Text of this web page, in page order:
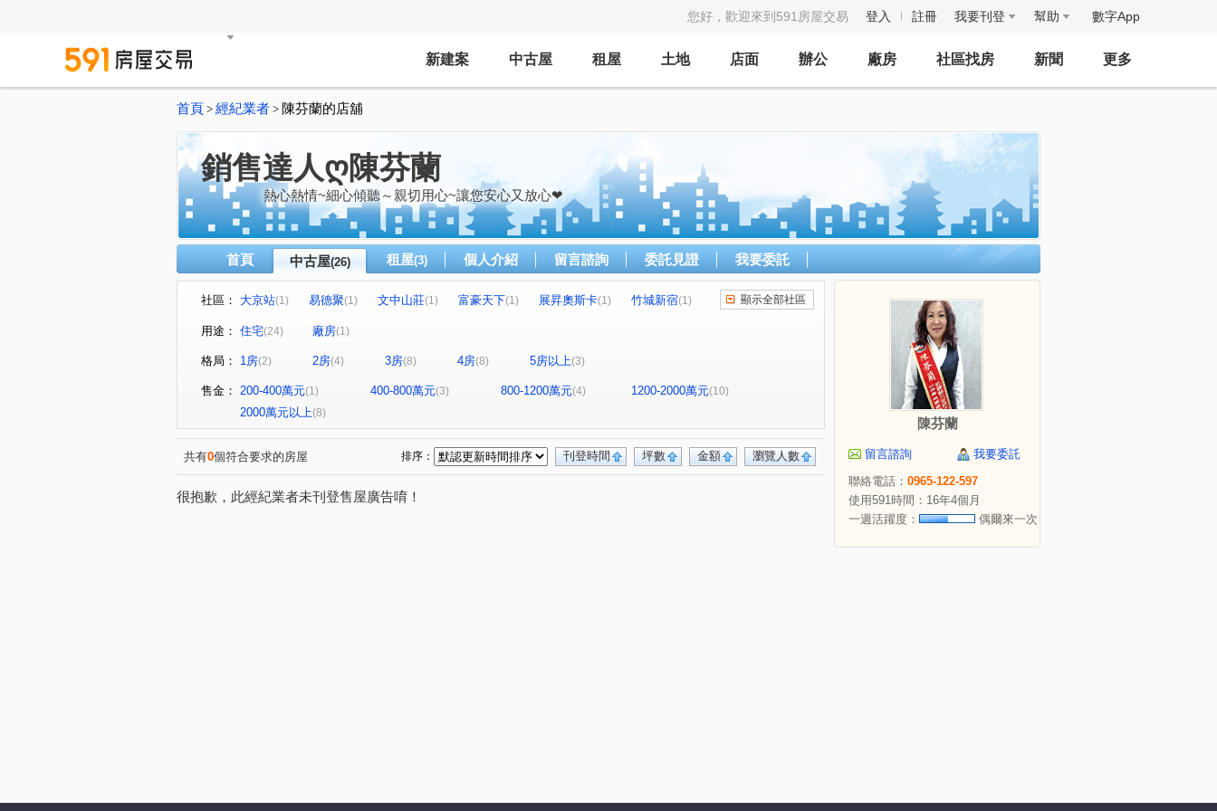
您好，歡迎來到591房屋交易 登入 註冊 我要刊登 幫助 數字App
新建案 中古屋 租屋 土地 店面 辦公 廠房 社區找房 新聞 更多
首頁 > 經紀業者 > 陳芬蘭的店舖
銷售達人ღ陳芬蘭
熱心熱情~細心傾聽～親切用心~讓您安心又放心❤
首頁 中古屋(26) 租屋(3) 個人介紹 留言諮詢 委託見證 我要委託
社區： 大京站(1) 易德聚(1) 文中山莊(1) 富豪天下(1) 展昇奧斯卡(1) 竹城新宿(1)
巴黎站前套房 (2)
21世紀大廈 (1) 麗思卡登 (1) 中國江山(1) (3) 鎮江街
愛三街(1) 大同路 正光二街(1) 大業路一段(1) 桃鶯路 大有路(1)
和平路(1) 中埔二街
五福一路(1) 大興西路二段(1) 中寧街(1) 寶山街(1) 中正路(1) 永安路(1)
五福一街(1) (1) 明德街(1)
顯示全部社區
用途： 住宅(24) 廠房(1)
格局： 1房(2) 2房(4) 3房(8) 4房(8) 5房以上(3)
售金： 200-400萬元(1) 400-800萬元(3) 800-1200萬元(4) 1200-2000萬元(10)
2000萬元以上(8)
共有0個符合要求的房屋 瀏覽人數
金額
坪數
刊登時間
排序：
很抱歉，此經紀業者未刊登售屋廣告唷！
陳芬蘭
留言諮詢
我要委託
聯絡電話： 0965-122-597
使用591時間：16年4個月
一週活躍度：
偶爾來一次